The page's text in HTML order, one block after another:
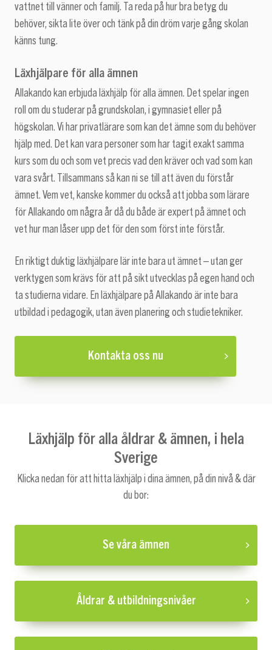
vattnet till vänner och familj. Ta reda på hur bra betyg du
behöver, sikta lite över och tänk på din dröm varje gång skolan
känns tung.
Läxhjälpare för alla ämnen
Allakando kan erbjuda läxhjälp för alla ämnen. Det spelar ingen
roll om du studerar på grundskolan, i gymnasiet eller på
högskolan. Vi har privatlärare som kan det ämne som du behöver
hjälp med. Det kan vara personer som har tagit exakt samma
kurs som du och som vet precis vad den kräver och vad som kan
vara svårt. Tillsammans så kan ni se till att även du förstår
ämnet. Vem vet, kanske kommer du också att jobba som lärare
för Allakando om några år då du både är expert på ämnet och
vet hur man låser upp det för den som först inte förstår.
En riktigt duktig läxhjälpare lär inte bara ut ämnet – utan ger
verktygen som krävs för att på sikt utvecklas på egen hand och
ta studierna vidare. En läxhjälpare på Allakando är inte bara
utbildad i pedagogik, utan även planering och studietekniker.
Kontakta oss nu
Läxhjälp för alla åldrar & ämnen, i hela
Sverige
Klicka nedan för att hitta läxhjälp i dina ämnen, på din nivå & där
du bor:
Se våra ämnen
Åldrar & utbildningsnivåer